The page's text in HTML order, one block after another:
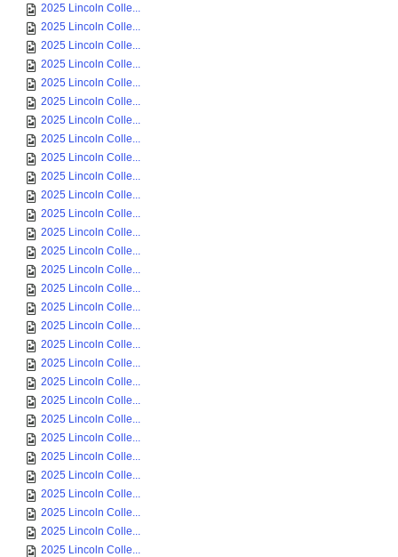
2025 Lincoln Colle...
2025 Lincoln Colle...
2025 Lincoln Colle...
2025 Lincoln Colle...
2025 Lincoln Colle...
2025 Lincoln Colle...
2025 Lincoln Colle...
2025 Lincoln Colle...
2025 Lincoln Colle...
2025 Lincoln Colle...
2025 Lincoln Colle...
2025 Lincoln Colle...
2025 Lincoln Colle...
2025 Lincoln Colle...
2025 Lincoln Colle...
2025 Lincoln Colle...
2025 Lincoln Colle...
2025 Lincoln Colle...
2025 Lincoln Colle...
2025 Lincoln Colle...
2025 Lincoln Colle...
2025 Lincoln Colle...
2025 Lincoln Colle...
2025 Lincoln Colle...
2025 Lincoln Colle...
2025 Lincoln Colle...
2025 Lincoln Colle...
2025 Lincoln Colle...
2025 Lincoln Colle...
2025 Lincoln Colle...